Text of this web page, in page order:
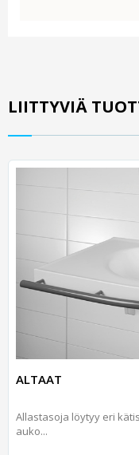
LIITTYVIÄ
ALTAAT
Allastasoja löytyy eri
auko...